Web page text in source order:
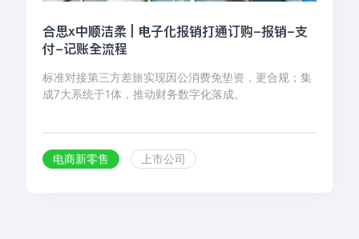
合思x中顺洁柔 | 电子化报销打通订购-报销-支
付-记账全流程
标准对接第三方差旅实现因公消费免垫资，更合规；集
成7大系统于1体，推动财务数字化落成。
电商新零售 上市公司